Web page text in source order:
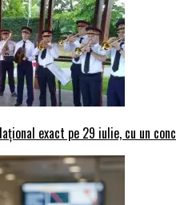
exact pe 29 iulie, cu un